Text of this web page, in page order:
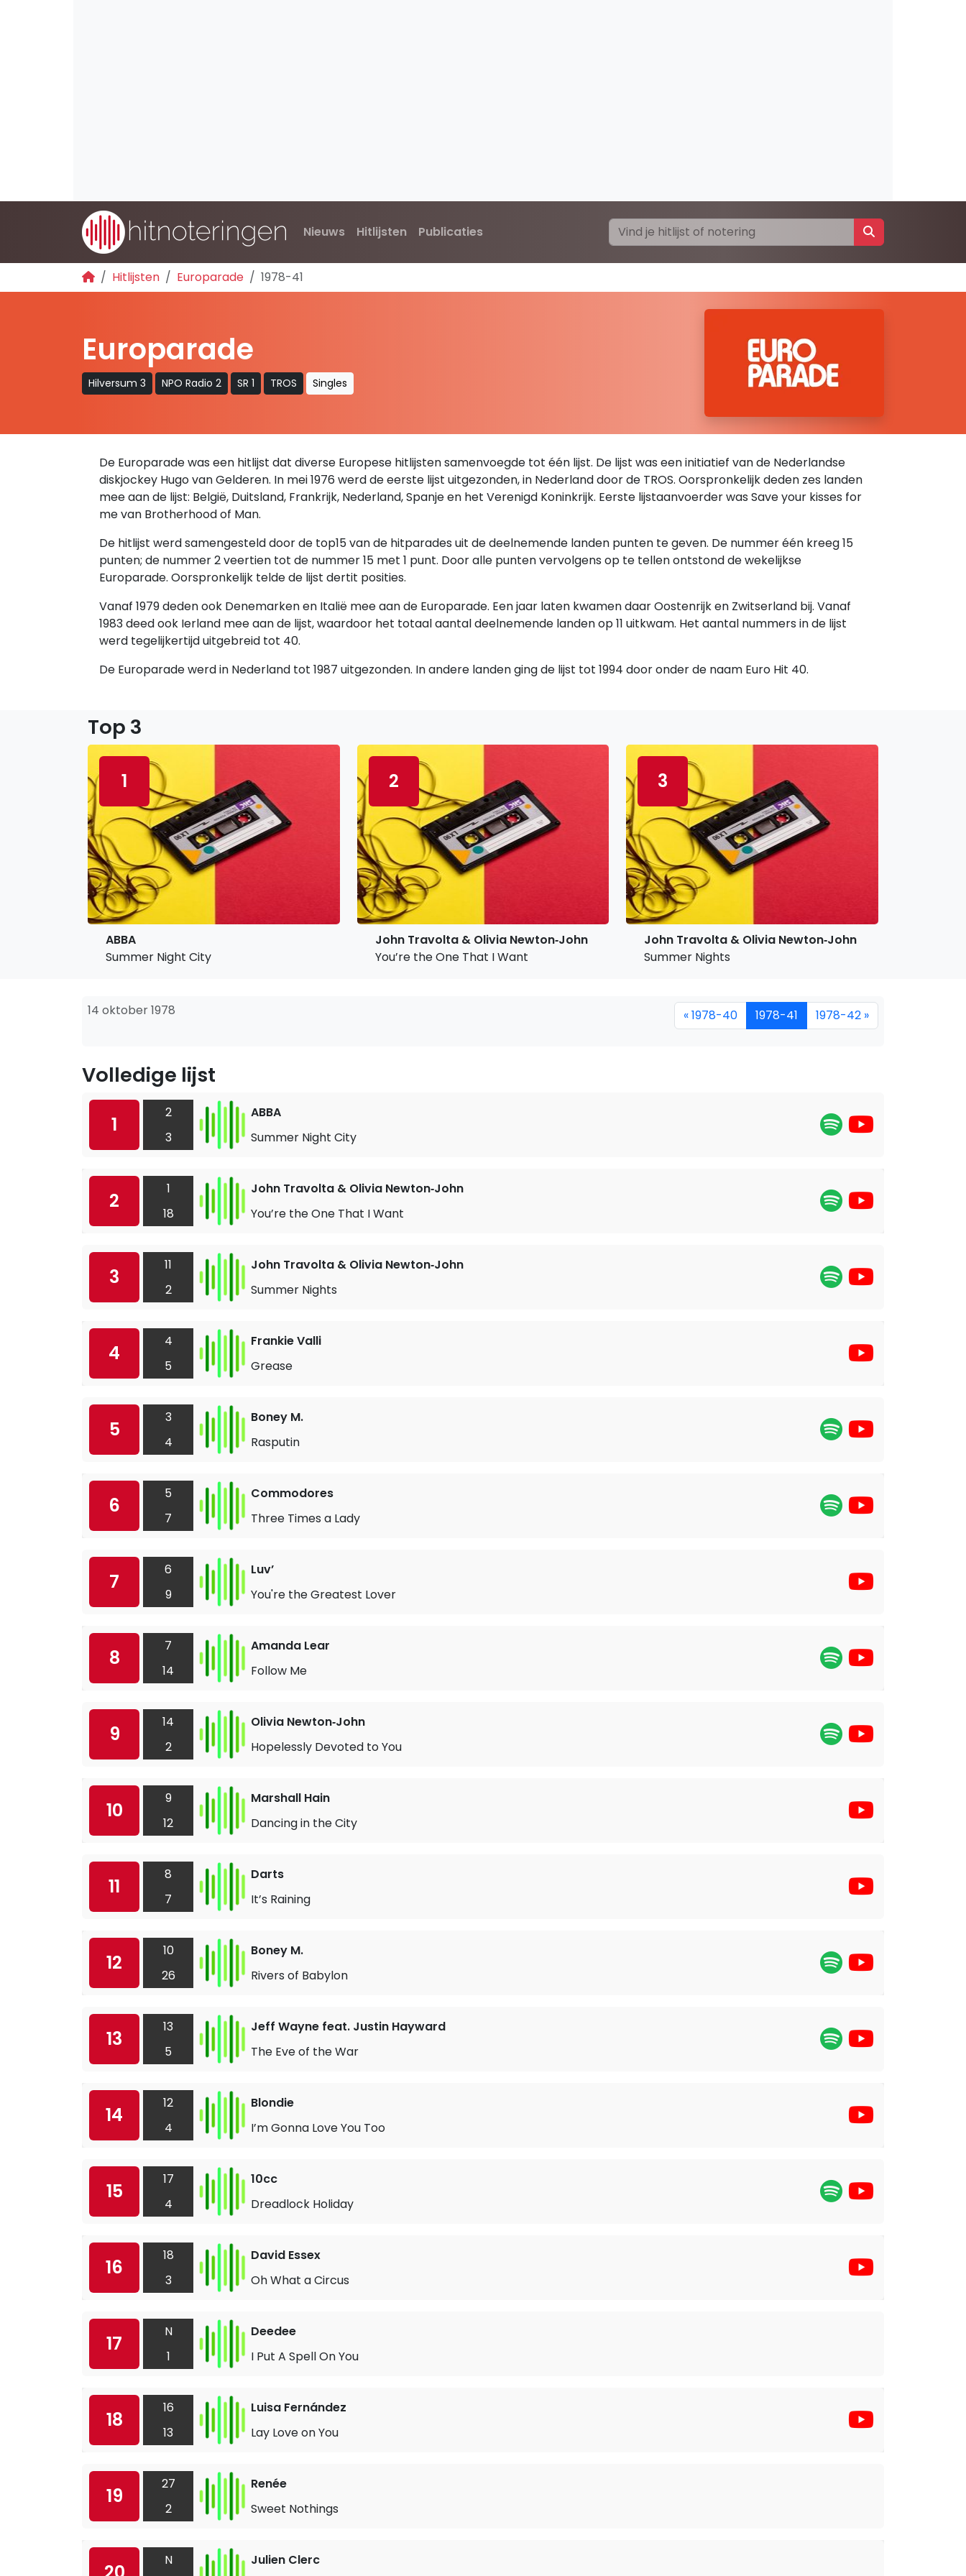
Nieuws Hitlijsten Publicaties
Hitlijsten Europarade 1978-41
Europarade
Hilversum 3 NPO Radio 2 SR 1 TROS Singles
De Europarade was een hitlijst dat diverse Europese hitlijsten samenvoegde tot één lijst. De lijst was een initiatief van de Nederlandse
diskjockey Hugo van Gelderen. In mei 1976 werd de eerste lijst uitgezonden, in Nederland door de TROS. Oorspronkelijk deden zes landen
mee aan de lijst: België, Duitsland, Frankrijk, Nederland, Spanje en het Verenigd Koninkrijk. Eerste lijstaanvoerder was Save your kisses for
me van Brotherhood of Man.
De hitlijst werd samengesteld door de top15 van de hitparades uit de deelnemende landen punten te geven. De nummer één kreeg 15
punten; de nummer 2 veertien tot de nummer 15 met 1 punt. Door alle punten vervolgens op te tellen ontstond de wekelijkse
Europarade. Oorspronkelijk telde de lijst dertit posities.
Vanaf 1979 deden ook Denemarken en Italië mee aan de Europarade. Een jaar laten kwamen daar Oostenrijk en Zwitserland bij. Vanaf
1983 deed ook Ierland mee aan de lijst, waardoor het totaal aantal deelnemende landen op 11 uitkwam. Het aantal nummers in de lijst
werd tegelijkertijd uitgebreid tot 40.
De Europarade werd in Nederland tot 1987 uitgezonden. In andere landen ging de lijst tot 1994 door onder de naam Euro Hit 40.
Top 3
1
ABBA
Summer Night City
2
John Travolta & Olivia Newton‐John
You’re the One That I Want
3
John Travolta & Olivia Newton‐John
Summer Nights
14 oktober 1978 « 1978-40 1978-41 1978-42 »
Volledige lijst
1
2
3
ABBA
Summer Night City
2
1
18
John Travolta & Olivia Newton‐John
You’re the One That I Want
3
11
2
John Travolta & Olivia Newton‐John
Summer Nights
4
4
5
Frankie Valli
Grease
5
3
4
Boney M.
Rasputin
6
5
7
Commodores
Three Times a Lady
7
6
9
Luv’
You're the Greatest Lover
8
7
14
Amanda Lear
Follow Me
9
14
2
Olivia Newton‐John
Hopelessly Devoted to You
10
9
12
Marshall Hain
Dancing in the City
11
8
7
Darts
It’s Raining
12
10
26
Boney M.
Rivers of Babylon
13
13
5
Jeff Wayne feat. Justin Hayward
The Eve of the War
14
12
4
Blondie
I’m Gonna Love You Too
15
17
4
10cc
Dreadlock Holiday
16
18
3
David Essex
Oh What a Circus
17
N
1
Deedee
I Put A Spell On You
18
16
13
Luisa Fernández
Lay Love on You
19
27
2
Renée
Sweet Nothings
N Julien Clerc